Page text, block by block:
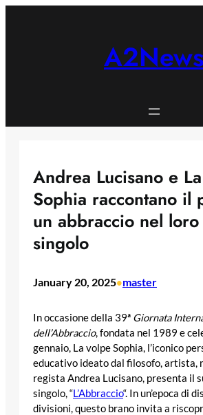
Andrea Lucisano e
Sophia raccontano il
un abbraccio nel
singolo
January 20, 2025•master
In occasione della 39ª Giornata
dell’Abbraccio, fondata nel 1989 e
gennaio, La volpe Sophia, l’iconico
educativo ideato dal filosofo, artista,
regista Andrea Lucisano, presenta il
singolo, “L’Abbraccio“. In un’epoca di
divisioni, questo brano invita a